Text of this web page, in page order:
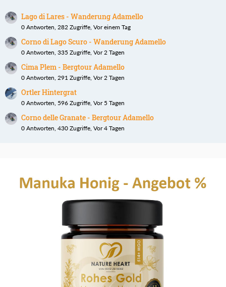
Lago di Lares - Wanderung Adamello
0 Antworten, 282 Zugriffe, Vor einem Tag
Corno di Lago Scuro - Wanderung Adamello
0 Antworten, 335 Zugriffe, Vor 2 Tagen
Cima Plem - Bergtour Adamello
0 Antworten, 291 Zugriffe, Vor 2 Tagen
Ortler Hintergrat
0 Antworten, 596 Zugriffe, Vor 5 Tagen
Corno delle Granate - Bergtour Adamello
0 Antworten, 430 Zugriffe, Vor 4 Tagen